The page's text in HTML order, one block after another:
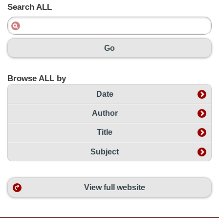
Search ALL
Go
Browse ALL by
Date
Author
Title
Subject
View full website